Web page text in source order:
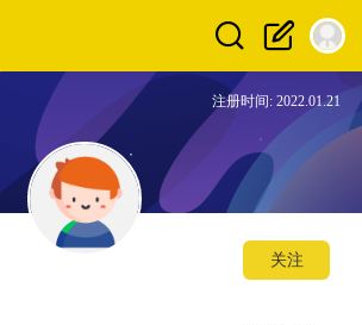
注册时间: 2022.01.21
关注